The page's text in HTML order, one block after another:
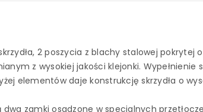
2 poszycia z blachy stalowej pokrytej
z wysokiej jakości klejonki. Wypełnienie
elementów daje konstrukcję skrzydła o
zamki osadzone w specjalnych